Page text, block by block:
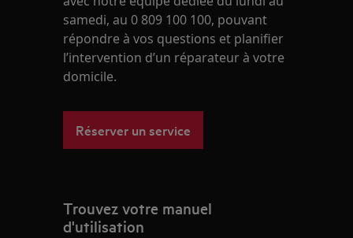
samedi, au 0 809 100 100, pouvant
répondre à vos questions et planifier
l’intervention d’un réparateur à votre
domicile.
Réserver un service
Trouvez votre manuel
d'utilisation